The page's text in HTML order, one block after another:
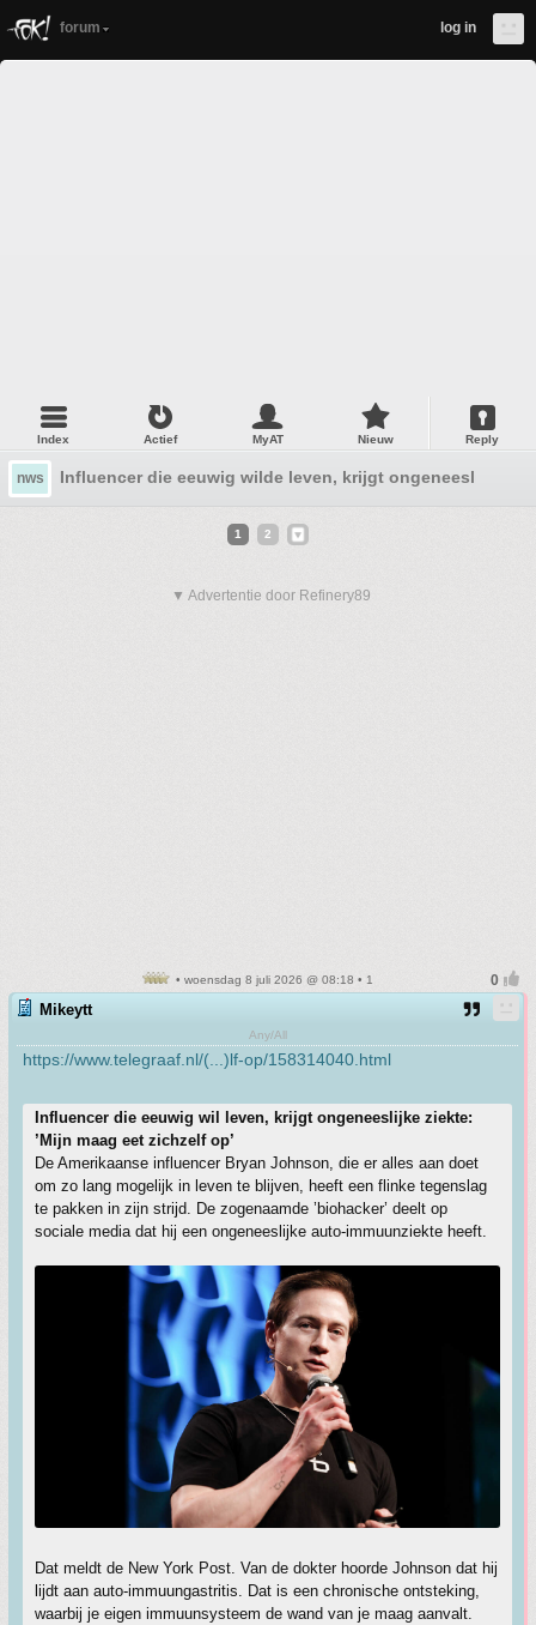
forum log in
Index Actief MyAT Nieuw Reply
nws Influencer die eeuwig wilde leven, krijgt ongeneeslijke
1 2
▼ Advertentie door Refinery89
• woensdag 8 juli 2026 @ 08:18 • 1
Mikeytt
Any/All
https://www.telegraaf.nl/(...)lf-op/158314040.html
Influencer die eeuwig wil leven, krijgt ongeneeslijke ziekte:
’Mijn maag eet zichzelf op’
De Amerikaanse influencer Bryan Johnson, die er alles aan doet
om zo lang mogelijk in leven te blijven, heeft een flinke tegenslag
te pakken in zijn strijd. De zogenaamde ’biohacker’ deelt op
sociale media dat hij een ongeneeslijke auto-immuunziekte heeft.
Dat meldt de New York Post. Van de dokter hoorde Johnson dat hij
lijdt aan auto-immuungastritis. Dat is een chronische ontsteking,
waarbij je eigen immuunsysteem de wand van je maag aanvalt.